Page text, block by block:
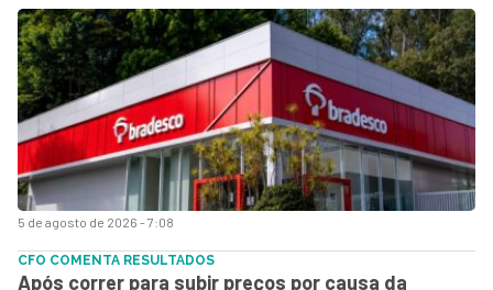
5 de agosto de 2026 - 7:08
CFO COMENTA RESULTADOS
Após correr para subir preços por causa da